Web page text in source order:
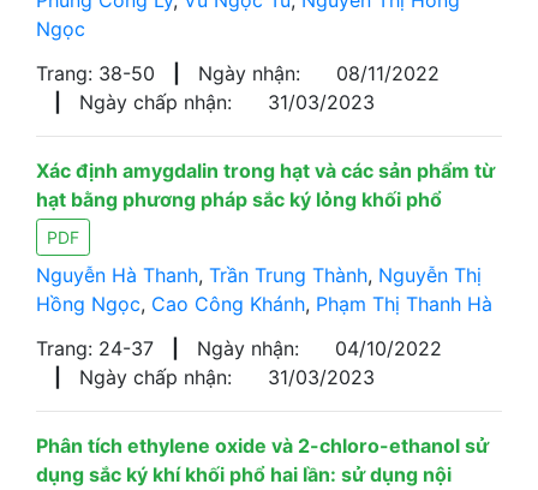
Ngọc
Trang: 38-50
Ngày nhận:
08/11/2022
Ngày chấp nhận: 31/03/2023
Xác định amygdalin trong hạt và các sản phẩm từ
hạt bằng phương pháp sắc ký lỏng khối phổ
PDF
Nguyễn Hà Thanh, Trần Trung Thành, Nguyễn Thị
Hồng Ngọc, Cao Công Khánh, Phạm Thị Thanh Hà
Trang: 24-37
Ngày nhận:
04/10/2022
Ngày chấp nhận: 31/03/2023
Phân tích ethylene oxide và 2-chloro-ethanol sử
dụng sắc ký khí khối phổ hai lần: sử dụng nội